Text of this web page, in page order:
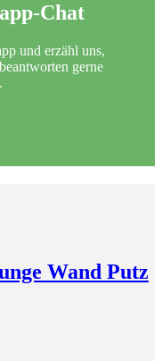
Chat
und erzähl uns,
gerne
Wand Putz